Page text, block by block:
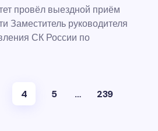
провёл выездной приём
Заместитель руководителя
СК России по
4 5 … 239